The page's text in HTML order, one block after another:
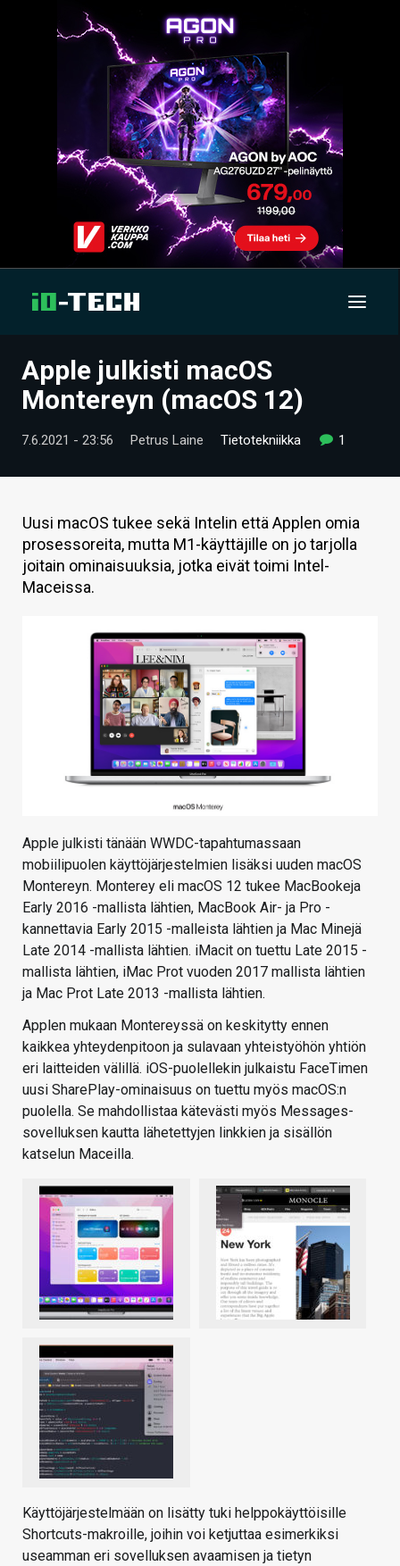
UUTISET
HINTA.FI
VAIHDA TEEMA
Apple julkisti macOS
Montereyn (macOS 12)
7.6.2021 - 23:56 Petrus Laine Tietotekniikka 1
Uusi macOS tukee sekä Intelin että Applen omia
prosessoreita, mutta M1-käyttäjille on jo tarjolla
joitain ominaisuuksia, jotka eivät toimi Intel-
Maceissa.
Apple julkisti tänään WWDC-tapahtumassaan
mobiilipuolen käyttöjärjestelmien lisäksi uuden macOS
Montereyn. Monterey eli macOS 12 tukee MacBookeja
Early 2016 -mallista lähtien, MacBook Air- ja Pro -
kannettavia Early 2015 -malleista lähtien ja Mac Minejä
Late 2014 -mallista lähtien. iMacit on tuettu Late 2015 -
mallista lähtien, iMac Prot vuoden 2017 mallista lähtien
ja Mac Prot Late 2013 -mallista lähtien.
Applen mukaan Montereyssä on keskitytty ennen
kaikkea yhteydenpitoon ja sulavaan yhteistyöhön yhtiön
eri laitteiden välillä. iOS-puolellekin julkaistu FaceTimen
uusi SharePlay-ominaisuus on tuettu myös macOS:n
puolella. Se mahdollistaa kätevästi myös Messages-
sovelluksen kautta lähetettyjen linkkien ja sisällön
katselun Maceilla.
Käyttöjärjestelmään on lisätty tuki helppokäyttöisille
Shortcuts-makroille, joihin voi ketjuttaa esimerkiksi
useamman eri sovelluksen avaamisen ja tietyn